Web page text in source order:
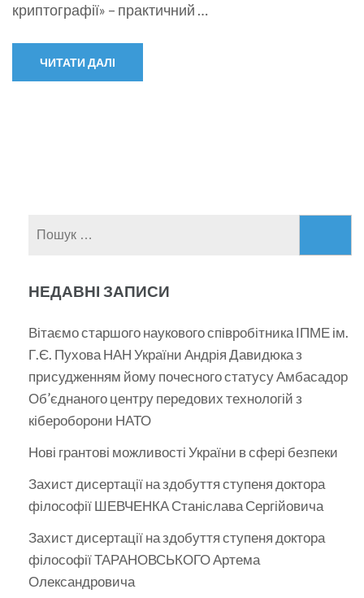
криптографії» – практичний …
ЧИТАТИ ДАЛІ
НЕДАВНІ ЗАПИСИ
Вітаємо старшого наукового співробітника ІПМЕ ім.
Г.Є. Пухова НАН України Андрія Давидюка з
присудженням йому почесного статусу Амбасадор
Об’єднаного центру передових технологій з
кібероборони НАТО
Нові грантові можливості України в сфері безпеки
Захист дисертації на здобуття ступеня доктора
філософії ШЕВЧЕНКА Станіслава Сергійовича
Захист дисертації на здобуття ступеня доктора
філософії ТАРАНОВСЬКОГО Артема
Олександровича